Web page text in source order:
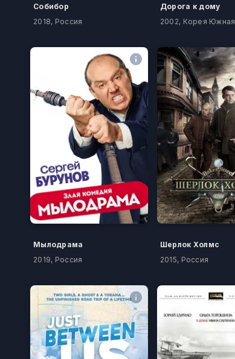
Собибор
2018, Россия
Дорога к дому
2002, Корея Южная
Мылодрама
2019, Россия
Шерлок Холмс
2015, Россия